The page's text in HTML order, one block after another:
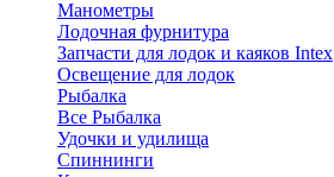
Манометры
Лодочная фурнитура
Запчасти для лодок и каяков Intex
Освещение для лодок
Рыбалка
Все Рыбалка
Удочки и удилища
Спиннинги